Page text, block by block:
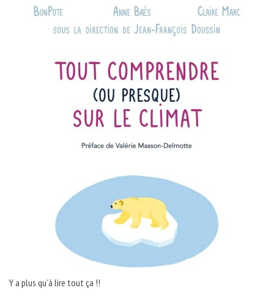
Y a plus qu’à lire tout ça !!